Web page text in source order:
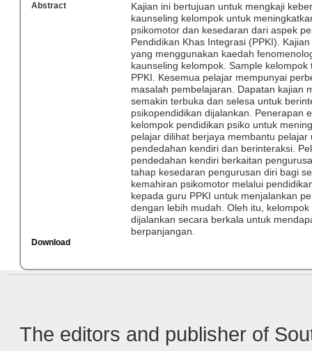
Abstract
Kajian ini bertujuan untuk mengkaji
kaunseling kelompok untuk
psikomotor dan kesedaran dari aspek
Pendidikan Khas Integrasi (PPKI).
yang menggunakan kaedah
kaunseling kelompok. Sample
PPKI. Kesemua pelajar mempunyai
masalah pembelajaran. Dapatan kajian
semakin terbuka dan selesa untuk
psikopendidikan dijalankan. Penerapan
kelompok pendidikan psiko untuk
pelajar dilihat berjaya membantu
pendedahan kendiri dan berinteraksi.
pendedahan kendiri berkaitan
tahap kesedaran pengurusan diri bagi
kemahiran psikomotor melalui
kepada guru PPKI untuk menjalankan
dengan lebih mudah. Oleh itu,
dijalankan secara berkala untuk
berpanjangan.
Download
The editors and publisher of